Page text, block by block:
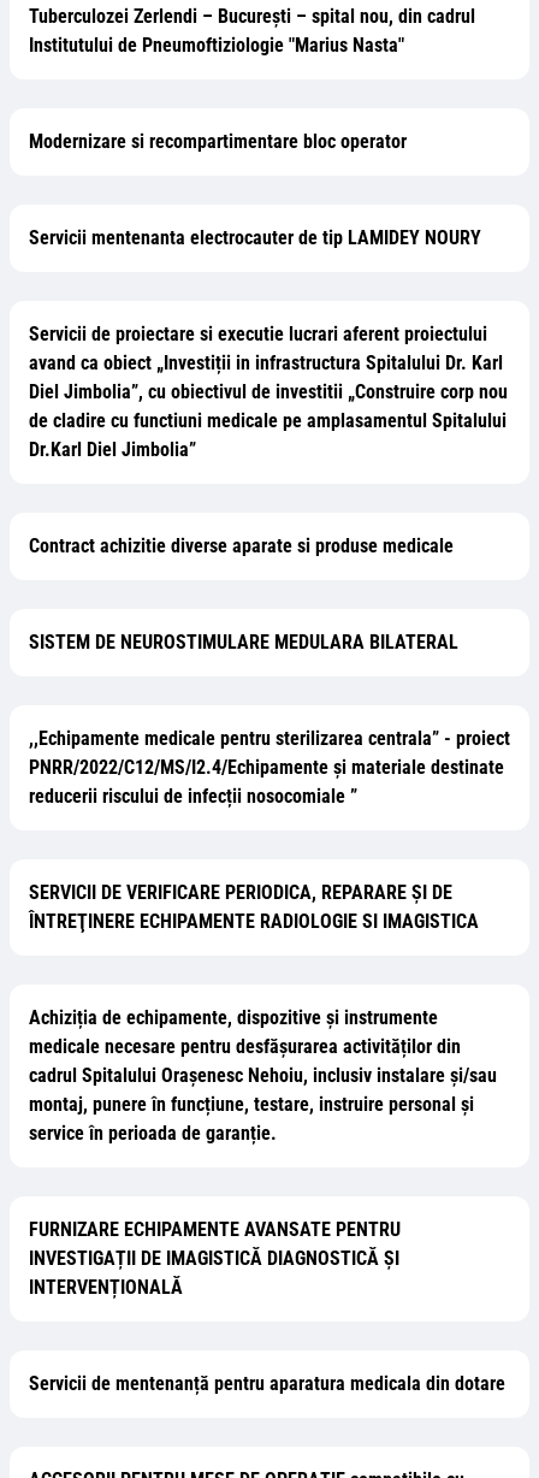
Tuberculozei Zerlendi – București – spital nou, din cadrul
Institutului de Pneumoftiziologie "Marius Nasta"
Modernizare si recompartimentare bloc operator
Servicii mentenanta electrocauter de tip LAMIDEY NOURY
Servicii de proiectare si executie lucrari aferent proiectului
avand ca obiect „Investiții in infrastructura Spitalului Dr. Karl
Diel Jimbolia”, cu obiectivul de investitii „Construire corp nou
de cladire cu functiuni medicale pe amplasamentul Spitalului
Dr.Karl Diel Jimbolia”
Contract achizitie diverse aparate si produse medicale
SISTEM DE NEUROSTIMULARE MEDULARA BILATERAL
,,Echipamente medicale pentru sterilizarea centrala” - proiect
PNRR/2022/C12/MS/I2.4/Echipamente și materiale destinate
reducerii riscului de infecții nosocomiale ”
SERVICII DE VERIFICARE PERIODICA, REPARARE ŞI DE
ÎNTREŢINERE ECHIPAMENTE RADIOLOGIE SI IMAGISTICA
Achiziția de echipamente, dispozitive și instrumente
medicale necesare pentru desfășurarea activităților din
cadrul Spitalului Orașenesc Nehoiu, inclusiv instalare și/sau
montaj, punere în funcțiune, testare, instruire personal și
service în perioada de garanție.
FURNIZARE ECHIPAMENTE AVANSATE PENTRU
INVESTIGAȚII DE IMAGISTICĂ DIAGNOSTICĂ ȘI
INTERVENȚIONALĂ
Servicii de mentenanță pentru aparatura medicala din dotare